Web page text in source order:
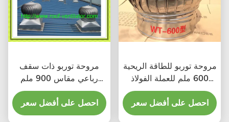
مروحة توربو ذات سقف
رباعي مقاس 900 ملم
للصلب المقاوم للصدأ
احصل على أفضل سعر
مروحة توربو للطاقة الريحية
600 ملم للعملة الفولاذ
المقاوم للصدأ
احصل على أفضل سعر